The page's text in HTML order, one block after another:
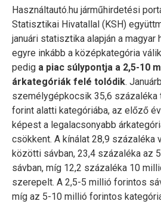
Használtautó.hu járműhirdetési
Statisztikai Hivatallal (KSH)
januári statisztika alapján a magyar
egyre inkább a középkategória
pedig a piac súlypontja a 2,5-10
árkategóriák felé tolódik.
személygépkocsik 35,6 százaléka
forint alatti kategóriába, az előző
képest a legalacsonyabb
csökkent. A kínálat 28,9 százaléka
közötti sávban, 23,4 százaléka az
sávban, míg 12,2 százaléka 10
szerepelt. A 2,5-5 millió forintos
míg az 5-10 millió forintos